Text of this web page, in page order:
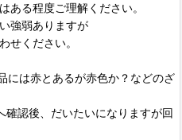
ある程度ご理解ください。
強弱ありますが
せください。
には赤とあるが赤色か？などのざ
確認後、だいたいになりますが回